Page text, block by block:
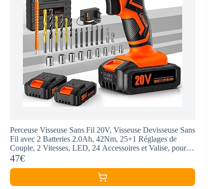
Perceuse Visseuse Sans Fil 20V, Visseuse Devisseuse Sans
Fil avec 2 Batteries 2.0Ah, 42Nm, 25+1 Réglages de
Couple, 2 Vitesses, LED, 24 Accessoires et Valise, pour la
Bricolage
47€